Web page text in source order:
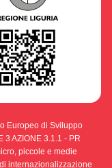
Europeo di Sviluppo
3 AZIONE 3.1.1 - PR
piccole e medie
internazionalizzazione